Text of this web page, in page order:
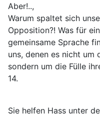
Aber!..,
Warum spaltet sich
Opposition?! Was für
gemeinsame Sprache
uns, denen es nicht um
sondern um die Fülle
14.
Sie helfen Hass unter